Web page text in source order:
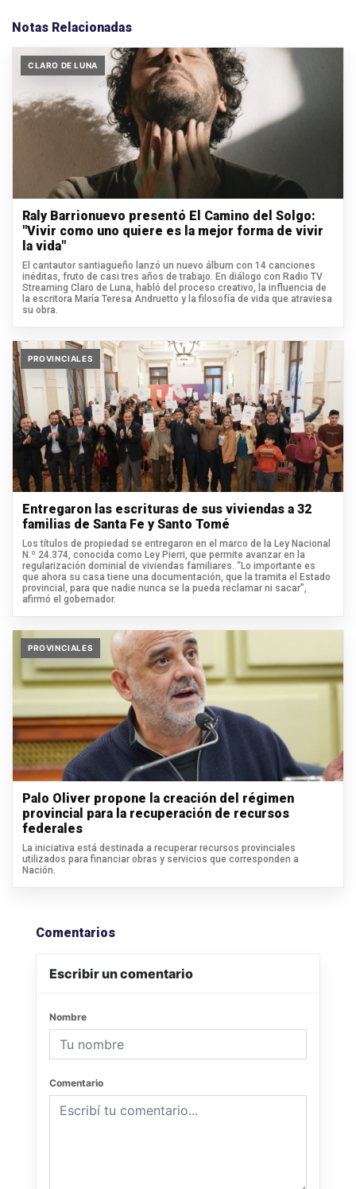
Notas Relacionadas
CLARO DE LUNA
Raly Barrionuevo presentó El Camino del Solgo:
"Vivir como uno quiere es la mejor forma de vivir
la vida"
El cantautor santiagueño lanzó un nuevo álbum con 14 canciones
inéditas, fruto de casi tres años de trabajo. En diálogo con Radio TV
Streaming Claro de Luna, habló del proceso creativo, la influencia de
la escritora María Teresa Andruetto y la filosofía de vida que atraviesa
su obra.
PROVINCIALES
Entregaron las escrituras de sus viviendas a 32
familias de Santa Fe y Santo Tomé
Los títulos de propiedad se entregaron en el marco de la Ley Nacional
N.º 24.374, conocida como Ley Pierri, que permite avanzar en la
regularización dominial de viviendas familiares. “Lo importante es
que ahora su casa tiene una documentación, que la tramita el Estado
provincial, para que nadie nunca se la pueda reclamar ni sacar”,
afirmó el gobernador.
PROVINCIALES
Palo Oliver propone la creación del régimen
provincial para la recuperación de recursos
federales
La iniciativa está destinada a recuperar recursos provinciales
utilizados para financiar obras y servicios que corresponden a
Nación.
Comentarios
Escribir un comentario
Nombre
Comentario